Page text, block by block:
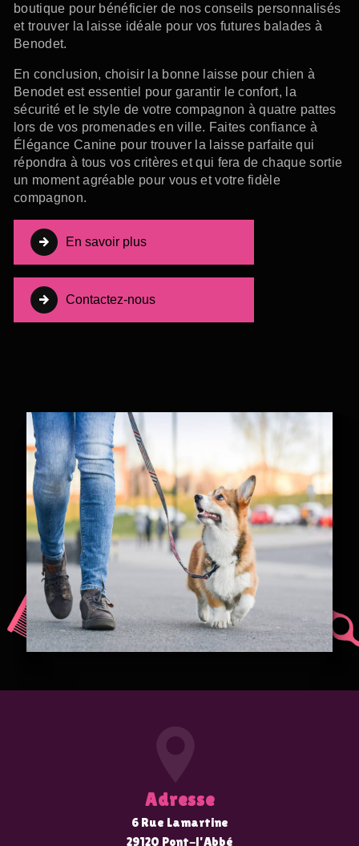
boutique pour bénéficier de nos conseils personnalisés
et trouver la laisse idéale pour vos futures balades à
Benodet.
En conclusion, choisir la bonne laisse pour chien à
Benodet est essentiel pour garantir le confort, la
sécurité et le style de votre compagnon à quatre pattes
lors de vos promenades en ville. Faites confiance à
Élégance Canine pour trouver la laisse parfaite qui
répondra à tous vos critères et qui fera de chaque sortie
un moment agréable pour vous et votre fidèle
compagnon.
En savoir plus
Contactez-nous
Adresse
6 Rue Lamartine
29120 Pont-l'Abbé